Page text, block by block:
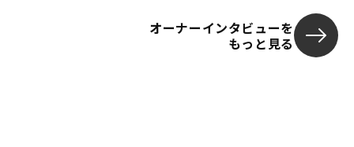
オーナーインタビューを
もっと見る